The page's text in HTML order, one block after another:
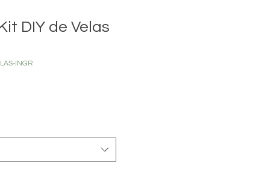
DIY de Velas
INGR